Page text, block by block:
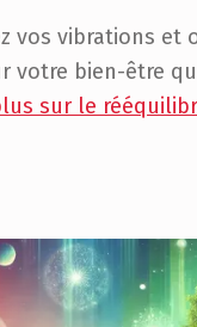
vos vibrations et
votre bien-être
sur le